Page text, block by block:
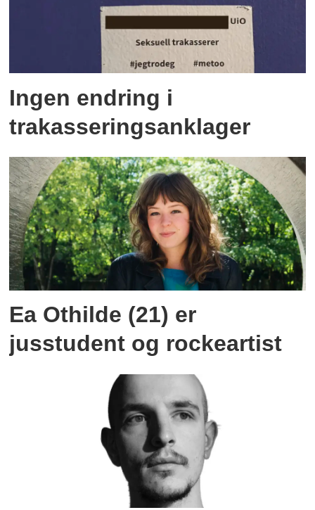
Ingen endring i
trakasseringsanklager
Ea Othilde (21) er
jusstudent og rockeartist